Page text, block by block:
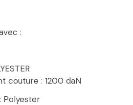
:
couture : 1200 daN
Polyester